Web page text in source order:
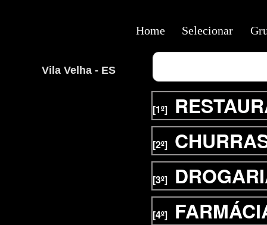
Vila Velha - ES
[1º]
[2º]
[3º]
[4º]
Home Selecionar